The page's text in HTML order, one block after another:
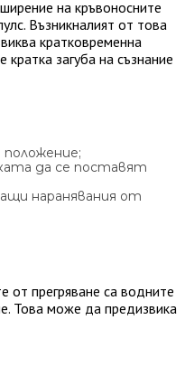
на кръвоносните
Възникналият от това
кратковременна
загуба на съзнание
положение;
да се поставят
наранявания от
от прегряване са водните
Това може да предизвика